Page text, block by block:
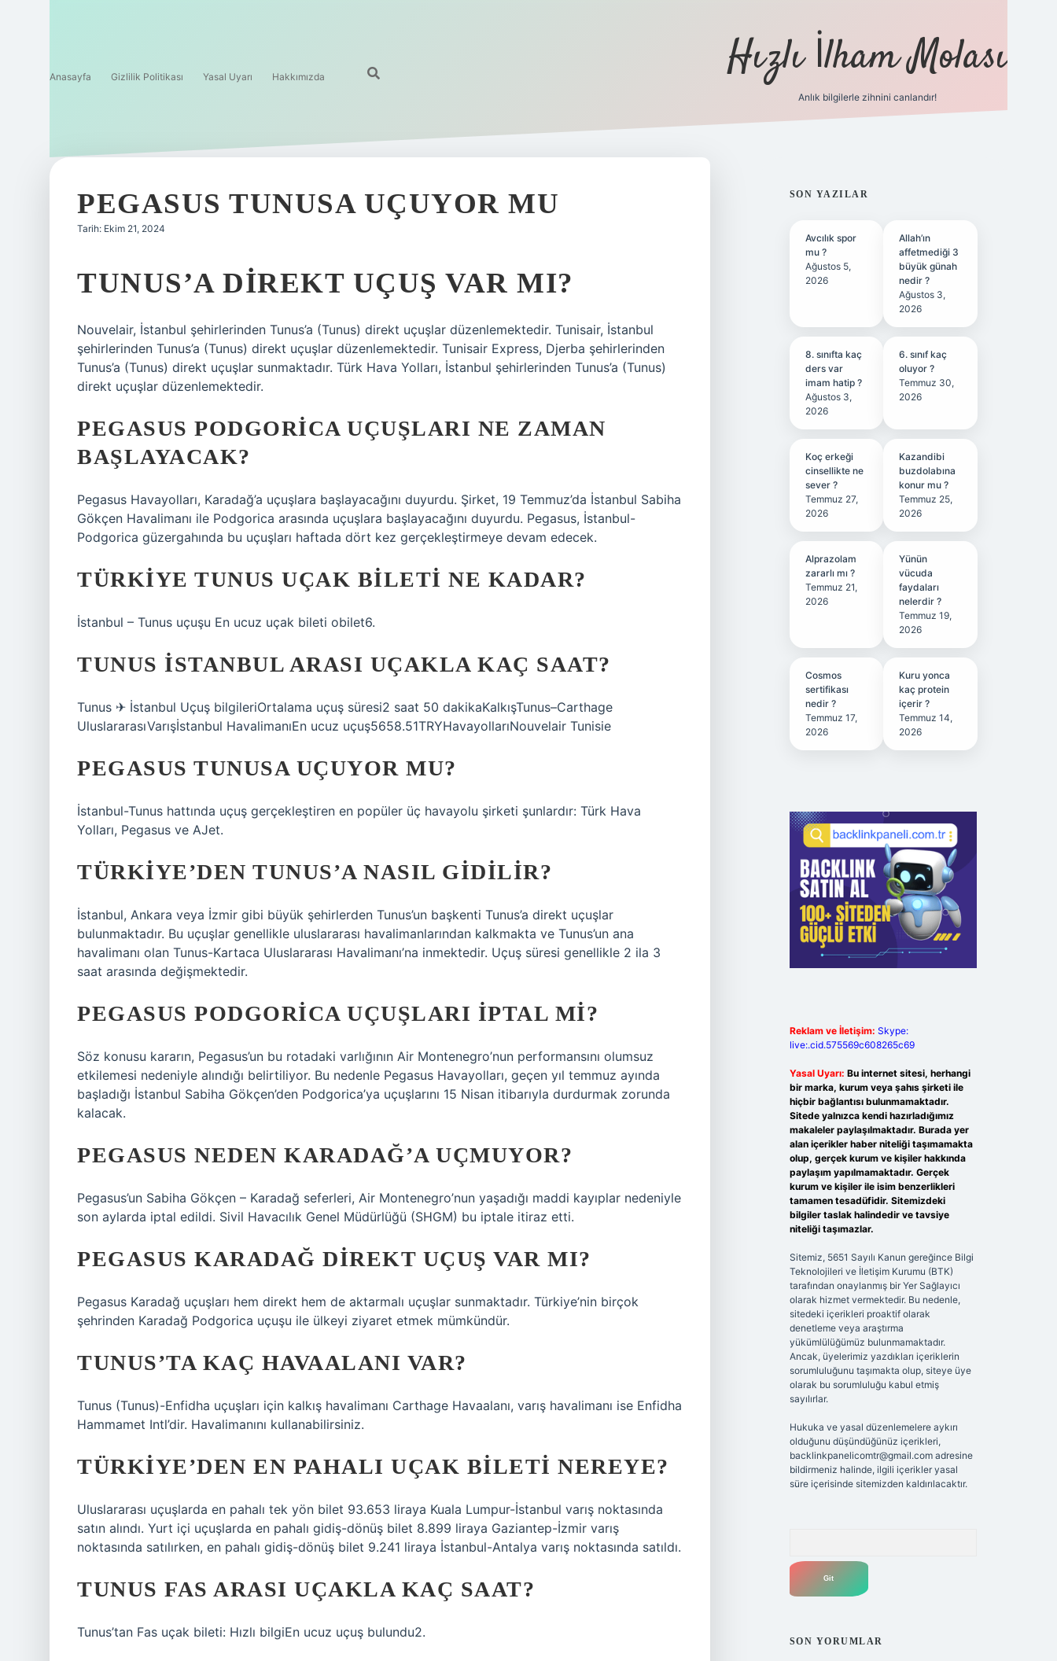
Anasayfa Gizlilik Politikası Yasal Uyarı Hakkımızda Hızlı İlham Molası
Anlık bilgilerle zihnini canlandır!
PEGASUS TUNUSA UÇUYOR MU
Tarih: Ekim 21, 2024
TUNUS’A DIREKT UÇUŞ VAR MI?
Nouvelair, İstanbul şehirlerinden Tunus’a (Tunus) direkt uçuşlar düzenlemektedir. Tunisair, İstanbul
şehirlerinden Tunus’a (Tunus) direkt uçuşlar düzenlemektedir. Tunisair Express, Djerba şehirlerinden
Tunus’a (Tunus) direkt uçuşlar sunmaktadır. Türk Hava Yolları, İstanbul şehirlerinden Tunus’a (Tunus)
direkt uçuşlar düzenlemektedir.
PEGASUS PODGORICA UÇUŞLARI NE ZAMAN
BAŞLAYACAK?
Pegasus Havayolları, Karadağ’a uçuşlara başlayacağını duyurdu. Şirket, 19 Temmuz’da İstanbul Sabiha
Gökçen Havalimanı ile Podgorica arasında uçuşlara başlayacağını duyurdu. Pegasus, İstanbul-
Podgorica güzergahında bu uçuşları haftada dört kez gerçekleştirmeye devam edecek.
TÜRKIYE TUNUS UÇAK BILETI NE KADAR?
İstanbul – Tunus uçuşu En ucuz uçak bileti obilet6.
TUNUS İSTANBUL ARASI UÇAKLA KAÇ SAAT?
Tunus ✈ İstanbul Uçuş bilgileriOrtalama uçuş süresi2 saat 50 dakikaKalkışTunus–Carthage
UluslararasıVarışİstanbul HavalimanıEn ucuz uçuş5658.51TRYHavayollarıNouvelair Tunisie
PEGASUS TUNUSA UÇUYOR MU?
İstanbul-Tunus hattında uçuş gerçekleştiren en popüler üç havayolu şirketi şunlardır: Türk Hava
Yolları, Pegasus ve AJet.
TÜRKIYE’DEN TUNUS’A NASIL GIDILIR?
İstanbul, Ankara veya İzmir gibi büyük şehirlerden Tunus’un başkenti Tunus’a direkt uçuşlar
bulunmaktadır. Bu uçuşlar genellikle uluslararası havalimanlarından kalkmakta ve Tunus’un ana
havalimanı olan Tunus-Kartaca Uluslararası Havalimanı’na inmektedir. Uçuş süresi genellikle 2 ila 3
saat arasında değişmektedir.
PEGASUS PODGORICA UÇUŞLARI IPTAL MI?
Söz konusu kararın, Pegasus’un bu rotadaki varlığının Air Montenegro’nun performansını olumsuz
etkilemesi nedeniyle alındığı belirtiliyor. Bu nedenle Pegasus Havayolları, geçen yıl temmuz ayında
başladığı İstanbul Sabiha Gökçen’den Podgorica’ya uçuşlarını 15 Nisan itibarıyla durdurmak zorunda
kalacak.
PEGASUS NEDEN KARADAĞ’A UÇMUYOR?
Pegasus’un Sabiha Gökçen – Karadağ seferleri, Air Montenegro’nun yaşadığı maddi kayıplar nedeniyle
son aylarda iptal edildi. Sivil Havacılık Genel Müdürlüğü (SHGM) bu iptale itiraz etti.
PEGASUS KARADAĞ DIREKT UÇUŞ VAR MI?
Pegasus Karadağ uçuşları hem direkt hem de aktarmalı uçuşlar sunmaktadır. Türkiye’nin birçok
şehrinden Karadağ Podgorica uçuşu ile ülkeyi ziyaret etmek mümkündür.
TUNUS’TA KAÇ HAVAALANI VAR?
Tunus (Tunus)-Enfidha uçuşları için kalkış havalimanı Carthage Havaalanı, varış havalimanı ise Enfidha
Hammamet Intl’dir. Havalimanını kullanabilirsiniz.
TÜRKIYE’DEN EN PAHALI UÇAK BILETI NEREYE?
Uluslararası uçuşlarda en pahalı tek yön bilet 93.653 liraya Kuala Lumpur-İstanbul varış noktasında
satın alındı. Yurt içi uçuşlarda en pahalı gidiş-dönüş bilet 8.899 liraya Gaziantep-İzmir varış
noktasında satılırken, en pahalı gidiş-dönüş bilet 9.241 liraya İstanbul-Antalya varış noktasında satıldı.
TUNUS FAS ARASI UÇAKLA KAÇ SAAT?
Tunus’tan Fas uçak bileti: Hızlı bilgiEn ucuz uçuş bulundu2.
SIDEBAR
SON YAZILAR
Avcılık spor
mu ?
Ağustos 5,
2026
Allah’ın
affetmediği 3
büyük günah
nedir ?
Ağustos 3,
2026
8. sınıfta kaç
ders var
imam hatip ?
Ağustos 3,
2026
6. sınıf kaç
oluyor ?
Temmuz 30,
2026
Koç erkeği
cinsellikte ne
sever ?
Temmuz 27,
2026
Kazandibi
buzdolabına
konur mu ?
Temmuz 25,
2026
Alprazolam
zararlı mı ?
Temmuz 21,
2026
Yünün
vücuda
faydaları
nelerdir ?
Temmuz 19,
2026
Cosmos
sertifikası
nedir ?
Temmuz 17,
2026
Kuru yonca
kaç protein
içerir ?
Temmuz 14,
2026
Reklam ve İletişim: Skype:
live:.cid.575569c608265c69
Yasal Uyarı: Bu internet sitesi, herhangi
bir marka, kurum veya şahıs şirketi ile
hiçbir bağlantısı bulunmamaktadır.
Sitede yalnızca kendi hazırladığımız
makaleler paylaşılmaktadır. Burada yer
alan içerikler haber niteliği taşımamakta
olup, gerçek kurum ve kişiler hakkında
paylaşım yapılmamaktadır. Gerçek
kurum ve kişiler ile isim benzerlikleri
tamamen tesadüfidir. Sitemizdeki
bilgiler taslak halindedir ve tavsiye
niteliği taşımazlar.
Sitemiz, 5651 Sayılı Kanun gereğince Bilgi
Teknolojileri ve İletişim Kurumu (BTK)
tarafından onaylanmış bir Yer Sağlayıcı
olarak hizmet vermektedir. Bu nedenle,
sitedeki içerikleri proaktif olarak
denetleme veya araştırma
yükümlülüğümüz bulunmamaktadır.
Ancak, üyelerimiz yazdıkları içeriklerin
sorumluluğunu taşımakta olup, siteye üye
olarak bu sorumluluğu kabul etmiş
sayılırlar.
Hukuka ve yasal düzenlemelere aykırı
olduğunu düşündüğünüz içerikleri,
backlinkpanelicomtr@gmail.comadresine
bildirmeniz halinde, ilgili içerikler yasal
süre içerisinde sitemizden kaldırılacaktır.
SON YORUMLAR